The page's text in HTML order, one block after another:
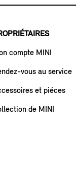
compte MINI
vous au service
et piéces
de MINI